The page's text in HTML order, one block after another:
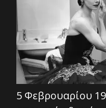
5 Φεβρουαρίου